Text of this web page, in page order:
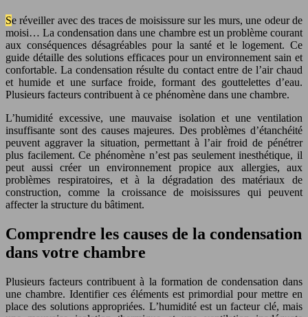
Se réveiller avec des traces de moisissure sur les murs, une odeur de
moisi… La condensation dans une chambre est un problème courant
aux conséquences désagréables pour la santé et le logement. Ce
guide détaille des solutions efficaces pour un environnement sain et
confortable. La condensation résulte du contact entre de l’air chaud
et humide et une surface froide, formant des gouttelettes d’eau.
Plusieurs facteurs contribuent à ce phénomène dans une chambre.
L’humidité excessive, une mauvaise isolation et une ventilation
insuffisante sont des causes majeures. Des problèmes d’étanchéité
peuvent aggraver la situation, permettant à l’air froid de pénétrer
plus facilement. Ce phénomène n’est pas seulement inesthétique, il
peut aussi créer un environnement propice aux allergies, aux
problèmes respiratoires, et à la dégradation des matériaux de
construction, comme la croissance de moisissures qui peuvent
affecter la structure du bâtiment.
Comprendre les causes de la condensation
dans votre chambre
Plusieurs facteurs contribuent à la formation de condensation dans
une chambre. Identifier ces éléments est primordial pour mettre en
place des solutions appropriées. L’humidité est un facteur clé, mais